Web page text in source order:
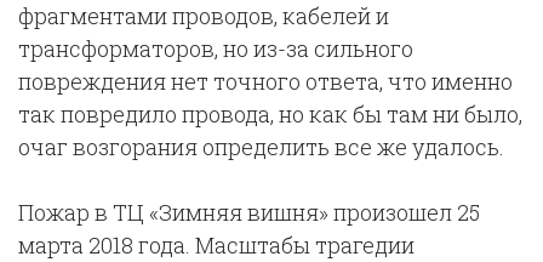
фрагментами проводов, кабелей и
трансформаторов, но из-за сильного
повреждения нет точного ответа, что именно
так повредило провода, но как бы там ни было,
очаг возгорания определить все же удалось.
Пожар в ТЦ «Зимняя вишня» произошел 25
марта 2018 года. Масштабы трагедии